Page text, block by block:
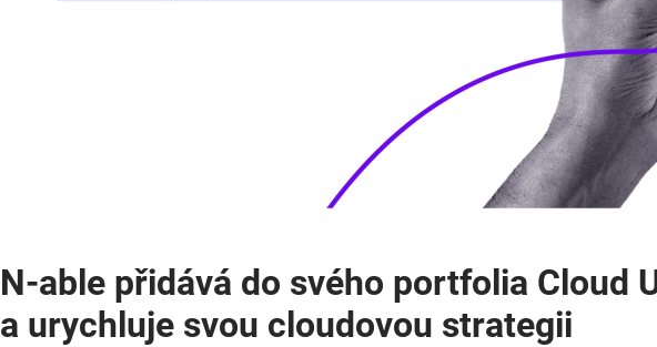
N-able přidává do svého portfolia Cloud
a urychluje svou cloudovou strategii